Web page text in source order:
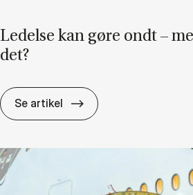
Le­del­se kan gøre ondt –
det?
Se artikel Le­del­se kan gøre